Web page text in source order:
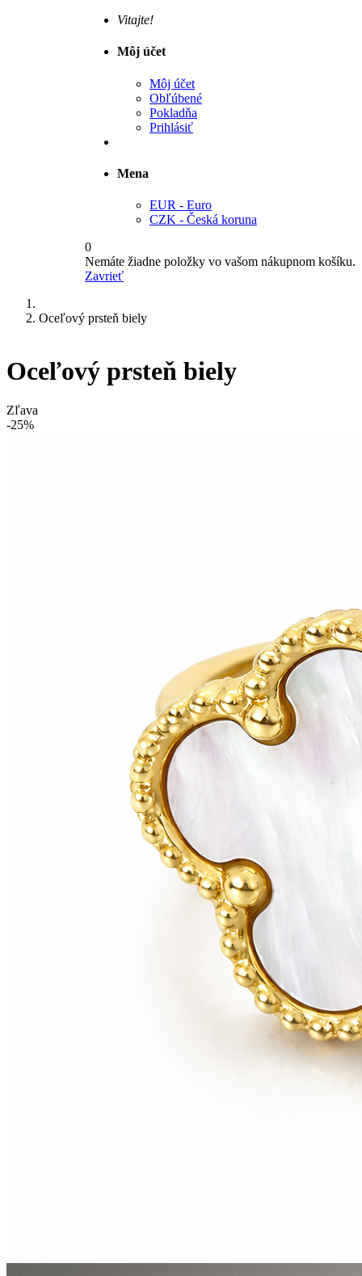
Vitajte!
Môj účet
Môj účet
Obľúbené
Pokladňa
Prihlásiť
Mena
EUR - Euro
CZK - Česká koruna
0
Nemáte žiadne položky vo vašom nákupnom košíku.
Zavrieť
Oceľový prsteň biely
Oceľový prsteň biely
Zľava
-25%